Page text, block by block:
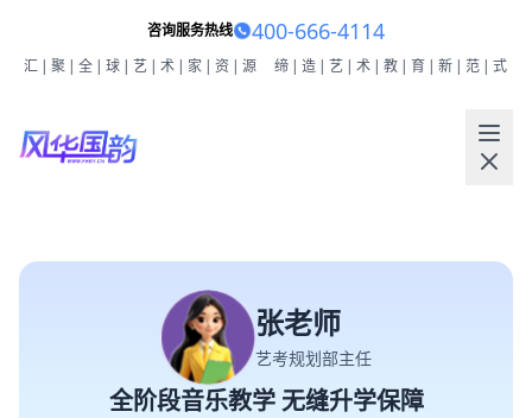
咨询服务热线 400-666-4114
汇|聚|全|球|艺|术|家|资|源 缔|造|艺|术|教|育|新|范|式
张老师
艺考规划部主任
全阶段音乐教学 无缝升学保障